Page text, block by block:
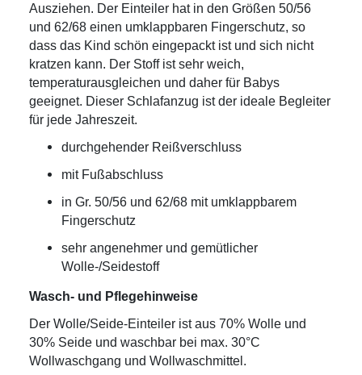
Ausziehen. Der Einteiler hat in den Größen 50/56
und 62/68 einen umklappbaren Fingerschutz, so
dass das Kind schön eingepackt ist und sich nicht
kratzen kann. Der Stoff ist sehr weich,
temperaturausgleichen und daher für Babys
geeignet. Dieser Schlafanzug ist der ideale Begleiter
für jede Jahreszeit.
durchgehender Reißverschluss
mit Fußabschluss
in Gr. 50/56 und 62/68 mit umklappbarem
Fingerschutz
sehr angenehmer und gemütlicher
Wolle-/Seidestoff
Wasch- und Pflegehinweise
Der Wolle/Seide-Einteiler ist aus 70% Wolle und
30% Seide und waschbar bei max. 30°C
Wollwaschgang und Wollwaschmittel.